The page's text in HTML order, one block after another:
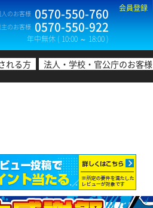
のお客様 0570-550-760
のお客様 0570-550-922
年中無休 ( 10:00 ～ 18:00 )
会員登録
れる方 法人・学校・官公庁のお客様